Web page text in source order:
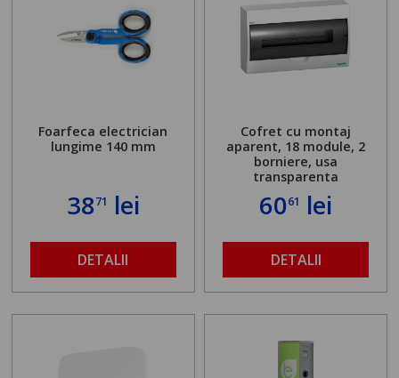
Foarfeca electrician
lungime 140 mm
3871 lei
DETALII
Cofret cu montaj
aparent, 18 module, 2
borniere, usa
transparenta
6061 lei
DETALII